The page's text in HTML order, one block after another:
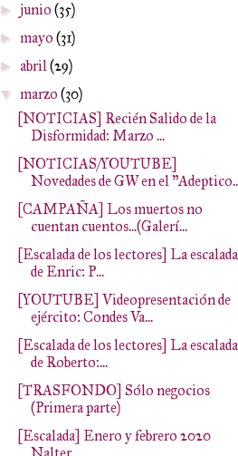
►junio(35)
► mayo(31)
► abril(29)
▼ marzo(30)
[NOTICIAS] Recién Salido de la
Disformidad: Marzo ...
[NOTICIAS/YOUTUBE]
Novedades de GW en el
[CAMPAÑA] Los muertos no
cuentan cuentos...(Galerí...
[Escalada de los lectores] La escalada
de Enric: P...
[YOUTUBE] Videopresentación de
ejército: Condes Va...
[Escalada de los lectores] La escalada
de Roberto:...
[TRASFONDO] Sólo negocios
(Primera parte)
[Escalada] Enero y febrero 2020